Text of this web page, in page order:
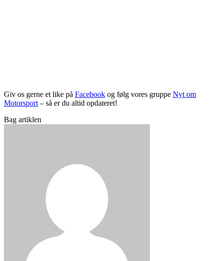
Giv os gerne et like på Facebook og følg vores gruppe Nyt om
Motorsport– så er du altid opdateret!
Bag artiklen